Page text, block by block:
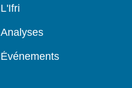
Navigation
L'Ifri
Analyses
Événements